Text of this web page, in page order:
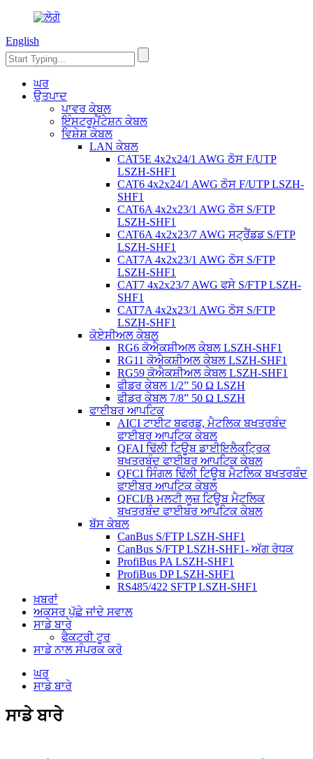
English
ਘਰ
ਉਤਪਾਦ
ਪਾਵਰ ਕੇਬਲ
ਇੰਸਟਰੂਮੈਂਟੇਸ਼ਨ ਕੇਬਲ
ਵਿਸ਼ੇਸ਼ ਕੇਬਲ
LAN ਕੇਬਲ
CAT5E 4x2x24/1 AWG ਠੋਸ F/UTP
LSZH-SHF1
CAT6 4x2x24/1 AWG ਠੋਸ F/UTP LSZH-
SHF1
CAT6A 4x2x23/1 AWG ਠੋਸ S/FTP
LSZH-SHF1
CAT6A 4x2x23/7 AWG ਸਟ੍ਰੈਂਡਡ S/FTP
LSZH-SHF1
CAT7A 4x2x23/1 AWG ਠੋਸ S/FTP
LSZH-SHF1
CAT7 4x2x23/7 AWG ਫਸੇ S/FTP LSZH-
SHF1
CAT7A 4x2x23/1 AWG ਠੋਸ S/FTP
LSZH-SHF1
ਕੋਏਸੀਅਲ ਕੇਬਲ
RG6 ਕੋਐਕਸ਼ੀਅਲ ਕੇਬਲ LSZH-SHF1
RG11 ਕੋਐਕਸ਼ੀਅਲ ਕੇਬਲ LSZH-SHF1
RG59 ਕੋਐਕਸ਼ੀਅਲ ਕੇਬਲ LSZH-SHF1
ਫੀਡਰ ਕੇਬਲ 1/2” 50 Ω LSZH
ਫੀਡਰ ਕੇਬਲ 7/8” 50 Ω LSZH
ਫਾਈਬਰ ਆਪਟਿਕ
AICI ਟਾਈਟ ਬਫਰਡ, ਮੈਟਲਿਕ ਬਖਤਰਬੰਦ
ਫਾਈਬਰ ਆਪਟਿਕ ਕੇਬਲ
QFAI ਢਿੱਲੀ ਟਿਊਬ ਡਾਈਇਲੈਕਟ੍ਰਿਕ
ਬਖਤਰਬੰਦ ਫਾਈਬਰ ਆਪਟਿਕ ਕੇਬਲ
QFCI ਸਿੰਗਲ ਢਿੱਲੀ ਟਿਊਬ ਮੈਟਲਿਕ ਬਖਤਰਬੰਦ
ਫਾਈਬਰ ਆਪਟਿਕ ਕੇਬਲ
QFCI/B ਮਲਟੀ ਲੂਜ਼ ਟਿਊਬ ਮੈਟਲਿਕ
ਬਖਤਰਬੰਦ ਫਾਈਬਰ ਆਪਟਿਕ ਕੇਬਲ
ਬੱਸ ਕੇਬਲ
CanBus S/FTP LSZH-SHF1
CanBus S/FTP LSZH-SHF1- ਅੱਗ ਰੋਧਕ
ProfiBus PA LSZH-SHF1
ProfiBus DP LSZH-SHF1
RS485/422 SFTP LSZH-SHF1
ਖ਼ਬਰਾਂ
ਅਕਸਰ ਪੁੱਛੇ ਜਾਂਦੇ ਸਵਾਲ
ਸਾਡੇ ਬਾਰੇ
ਫੈਕਟਰੀ ਟੂਰ
ਸਾਡੇ ਨਾਲ ਸੰਪਰਕ ਕਰੋ
ਘਰ
ਸਾਡੇ ਬਾਰੇ
ਸਾਡੇ ਬਾਰੇ